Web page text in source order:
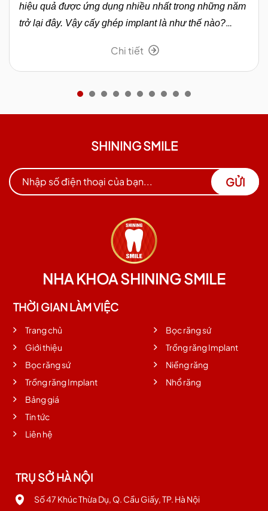
hiệu quả được ứng dụng nhiều nhất trong những năm
trở lại đây. Vậy cấy ghép implant là như thế nào?
Chi tiết
SHINING SMILE
GỬI
NHA KHOA SHINING SMILE
THỜI GIAN LÀM VIỆC
Trang chủ
Giới thiệu
Bọc răng sứ
Trồng răng Implant
Bảng giá
Tin tức
Liên hệ
Bọc răng sứ
Trồng răng Implant
Niềng răng
Nhổ răng
TRỤ SỞ HÀ NỘI
Số 47 Khúc Thừa Dụ, Q. Cầu Giấy, TP. Hà Nội